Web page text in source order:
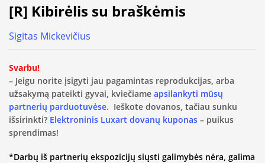
[R] Kibirėlis su braškėmis
Sigitas Mickevičius
Svarbu!
– Jeigu norite įsigyti jau pagamintas reprodukcijas, arba
užsakymą pateikti gyvai, kviečiame apsilankyti mūsų
partnerių parduotuvėse. Ieškote dovanos, tačiau sunku
išsirinkti? Elektroninis Luxart dovanų kuponas – puikus
sprendimas!
*Darbų iš partnerių ekspozicijų siųsti galimybės nėra, galima